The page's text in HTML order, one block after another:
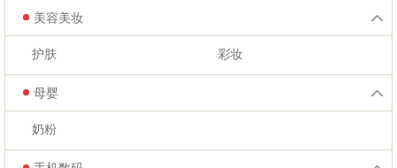
美容美妆
护肤 彩妆
母婴
奶粉